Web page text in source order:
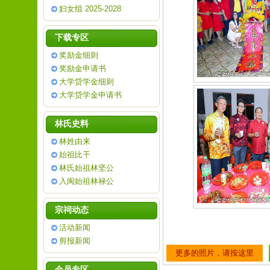
妇女组 2025-2028
下载专区
奖励金细则
奖励金申请书
大学贷学金细则
大学贷学金申请书
林氏史料
林姓由来
始祖比干
林氏始祖林坚公
入闽始祖林禄公
宗祠动态
活动新闻
剪报新闻
更多的照片，请按这里